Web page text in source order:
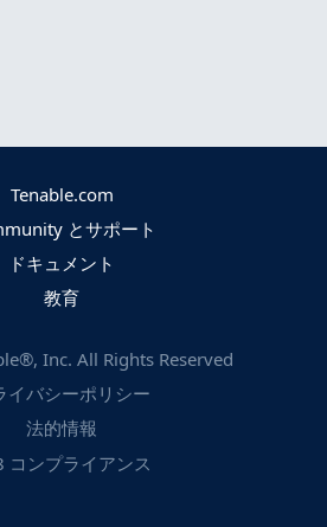
Tenable.com
とサポート
ドキュメント
教育
Inc. All Rights Reserved
イバシーポリシー
法的情報
コンプライアンス